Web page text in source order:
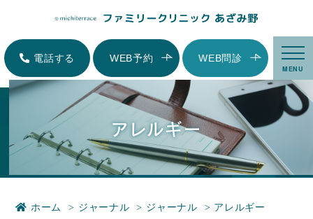
電話する WEB予約 WEB問診
MENU
アレルギー
ホーム ジャーナル ジャーナル アレルギー